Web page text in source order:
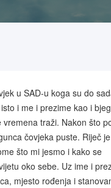
u SAD-u koga su do
i me i prezime kao i
vremena traži. Nakon što
čovjeka puste. Riječ
što mi jesmo i kako se
oko sebe. Uz ime i
mjesto rođenja i